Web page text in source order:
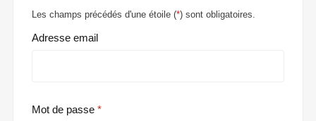
Les champs précédés d'une étoile (*) sont obligatoires.
Adresse email
Mot de passe